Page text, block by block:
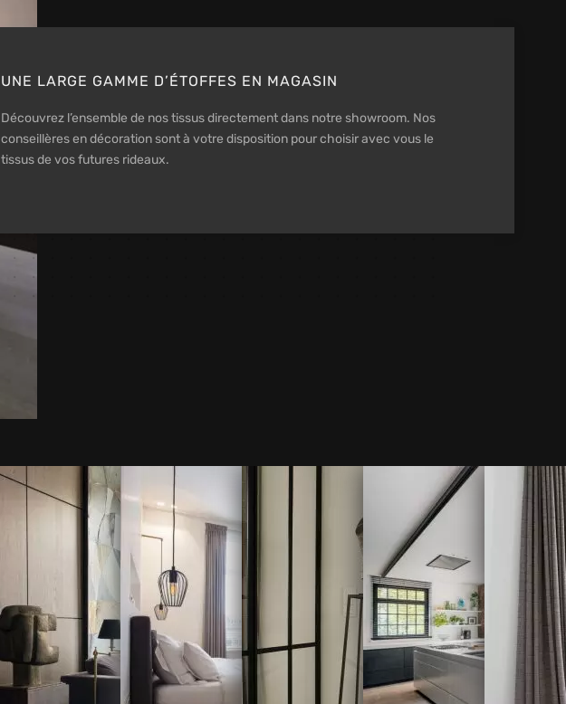
UNE LARGE GAMME D’ÉTOFFES EN MAGASIN
Découvrez l’ensemble de nos tissus directement dans notre showroom. Nos
conseillères en décoration sont à votre disposition pour choisir avec vous le
tissus de vos futures rideaux.